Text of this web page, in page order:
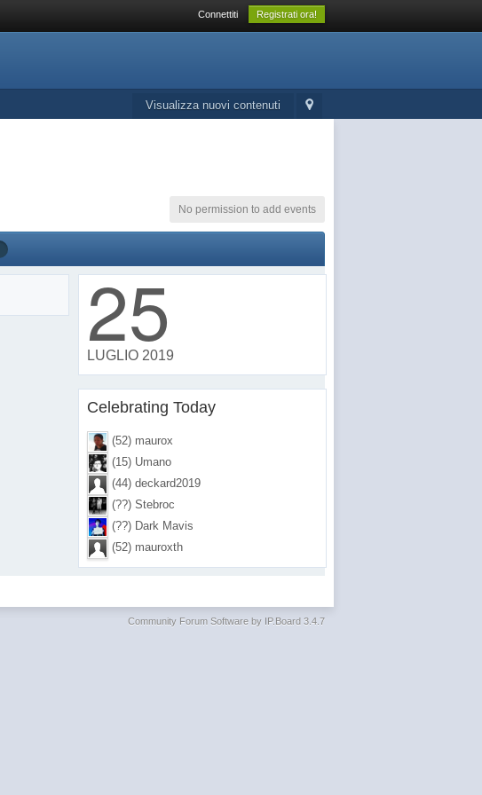
Connettiti Registrati ora!
Visualizza nuovi contenuti
No permission to add events
25
LUGLIO 2019
Celebrating Today
(52) maurox
(15) Umano
(44) deckard2019
(??) Stebroc
(??) Dark Mavis
(52) mauroxth
Community Forum Software by IP.Board 3.4.7